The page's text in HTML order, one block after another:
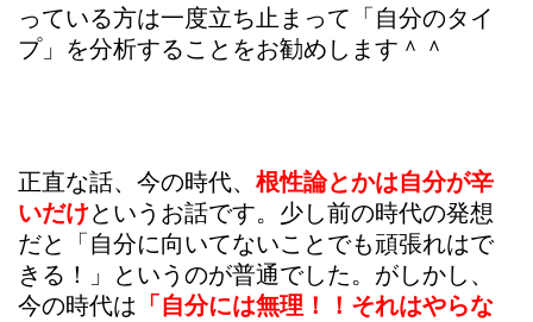
っている方は一度立ち止まって「自分のタイ
プ」を分析することをお勧めします＾＾
正直な話、今の時代、 根性論とかは自分が辛
いだけというお話です。少し前の時代の発想
だと「自分に向いてないことでも頑張れはで
きる！」というのが普通でした。がしかし、
今の時代は 「自分には無理！！それはやらな